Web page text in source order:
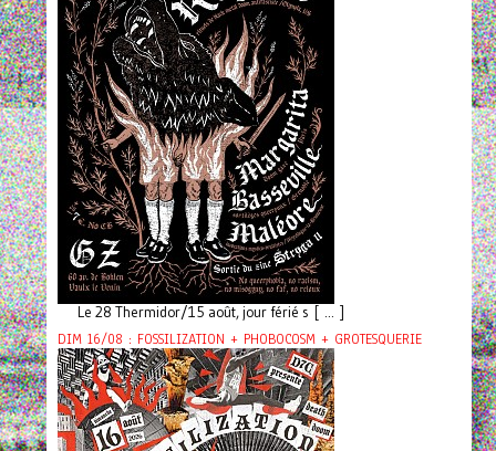
Le 28 Thermidor/15 août, jour férié s [ ... ]
DIM 16/08 : FOSSILIZATION + PHOBOCOSM + GROTESQUERIE